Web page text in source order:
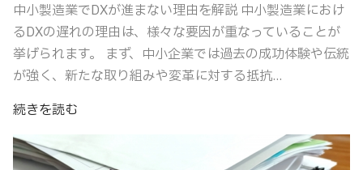
中小製造業でDXが進まない理由を解説 中小製造業におけ
るDXの遅れの理由は、様々な要因が重なっていることが
挙げられます。 まず、中小企業では過去の成功体験や伝統
が強く、新たな取り組みや変革に対する抵抗...
続きを読む